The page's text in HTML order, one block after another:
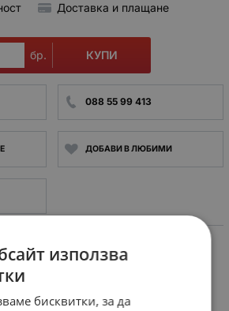
Доставка и плащане
бр. КУПИ
088 55 99 413
ДОБАВИ В ЛЮБИМИ
използва
бисквитки, за да